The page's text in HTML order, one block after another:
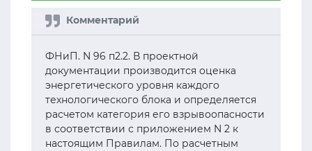
ФНиП. N 96 п2.2. В проектной
документации производится оценка
энергетического уровня каждого
технологического блока и определяется
расчетом категория его взрывоопасности
в соответствии с приложением N 2 к
настоящим Правилам. По расчетным